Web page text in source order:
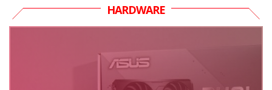
HARDWARE